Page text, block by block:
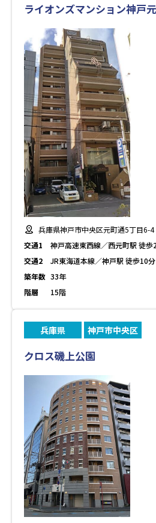
ライオンズマンション神戸
兵庫県神戸市中央区元町通5丁目6-4
交通1
神戸高速東西線／西元町駅 徒歩
交通2
JR東海道本線／神戸駅 徒歩10分
築年数 33年
階層
15階
兵庫県 神戸市中央区
クロス磯上公園